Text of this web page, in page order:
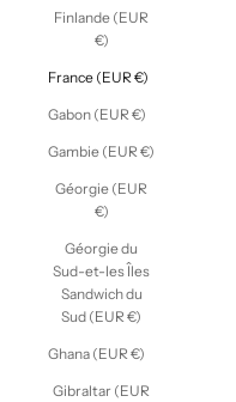
Finlande (EUR
€)
France (EUR €)
Gabon (EUR €)
Gambie (EUR €)
Géorgie (EUR
€)
Géorgie du
Sud-et-les Îles
Sandwich du
Sud (EUR €)
Ghana (EUR €)
Gibraltar (EUR